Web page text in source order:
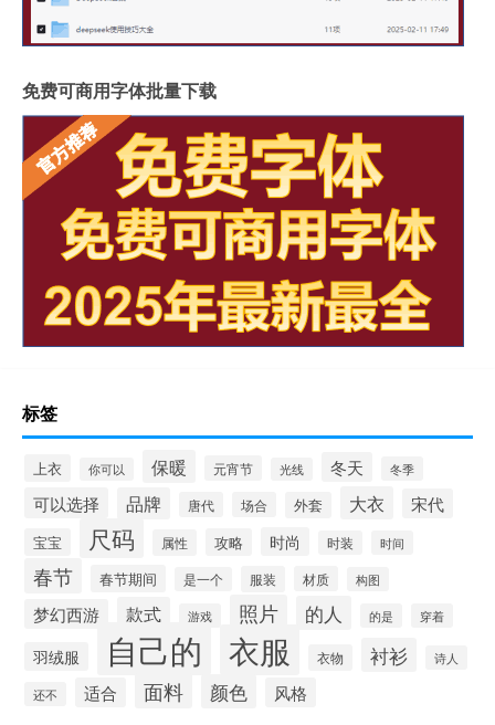
免费可商用字体批量下载
标签
上衣 你可以 保暖 元宵节 光线 冬天 冬季
可以选择 品牌 唐代 场合 外套 大衣 宋代
宝宝 尺码 属性 攻略 时尚 时装 时间
春节 春节期间 是一个 服装 材质 构图
梦幻西游 款式 游戏 照片 的人 的是 穿着
羽绒服 自己的 衣服 衣物 衬衫 诗人
还不 适合 面料 颜色 风格